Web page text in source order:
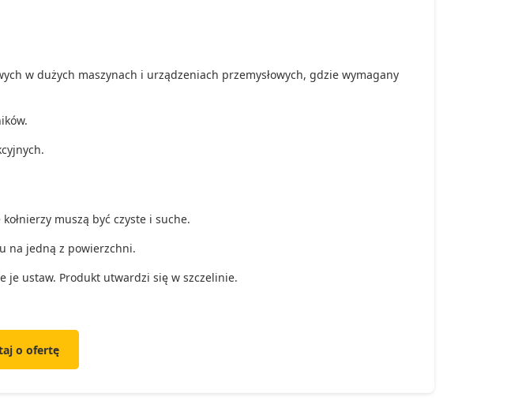
w dużych maszynach i urządzeniach przemysłowych, gdzie wymagany
muszą być czyste i suche.
na jedną z powierzchni.
je ustaw. Produkt utwardzi się w szczelinie.
o ofertę